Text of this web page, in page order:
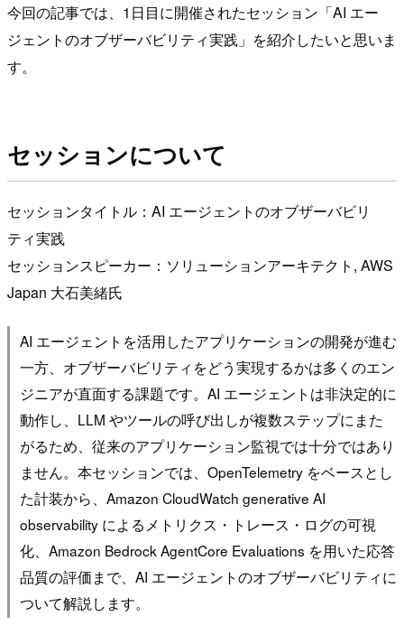
今回の記事では、1日目に開催されたセッション「AI エー
ジェントのオブザーバビリティ実践」を紹介したいと思いま
す。
セッションについて
セッションタイトル：AI エージェントのオブザーバビリ
ティ実践
セッションスピーカー：ソリューションアーキテクト, AWS
Japan 大石美緒氏
AI エージェントを活用したアプリケーションの開発が進む
一方、オブザーバビリティをどう実現するかは多くのエン
ジニアが直面する課題です。AI エージェントは非決定的に
動作し、LLM やツールの呼び出しが複数ステップにまた
がるため、従来のアプリケーション監視では十分ではあり
ません。本セッションでは、OpenTelemetry をベースとし
た計装から、Amazon CloudWatch generative AI
observability によるメトリクス・トレース・ログの可視
化、Amazon Bedrock AgentCore Evaluations を用いた応答
品質の評価まで、AI エージェントのオブザーバビリティに
ついて解説します。